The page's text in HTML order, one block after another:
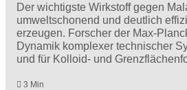
Der wichtigste Wirkstoff gegen
umweltschonend und deutlich
erzeugen. Forscher der Max-
Dynamik komplexer technischer
und für Kolloid- und
3 Min